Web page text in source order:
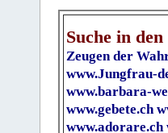
Suche in
Zeugen der
www.Jungfrau-
www.barbara-
www.gebete.ch
www.adorare.ch